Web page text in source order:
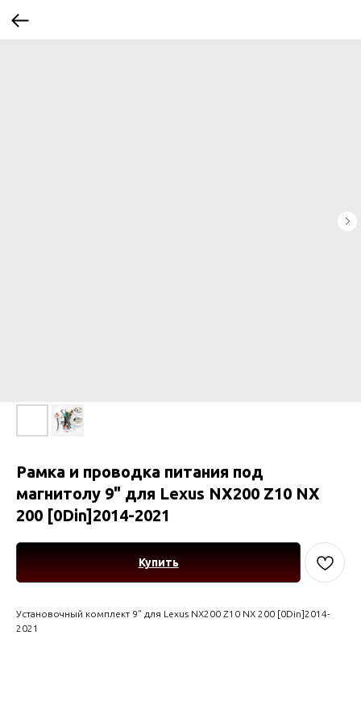
Рамка и проводка питания под
магнитолу 9" для Lexus NX200 Z10 NX
200 [0Din]2014-2021
Купить
Установочный комплект 9" для Lexus NX200 Z10 NX 200 [0Din]2014-
2021